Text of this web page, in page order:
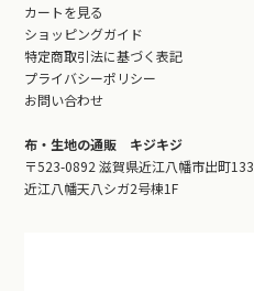
カートを見る
ショッピングガイド
特定商取引法に基づく表記
プライバシーポリシー
お問い合わせ
布・生地の通販 キジキジ
〒523-0892 滋賀県近江八幡市出町133
近江八幡天八シガ2号棟1F